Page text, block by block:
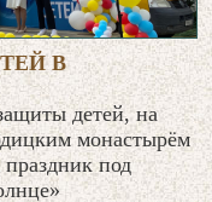
В
детей, на
монастырём
праздник под